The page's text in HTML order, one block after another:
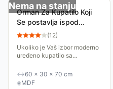
Nema na stanju
Orman Za Kupatilo Koji
Se postavlja ispod
Lavaboa - Tendance
(12)
Ukoliko je Vaš izbor moderno
uređeno kupatilo sa
organizaciju i uštedu prostora,
onda je ovaj ormarić iz
↔60 × 30 × 70 cm
◈MDF